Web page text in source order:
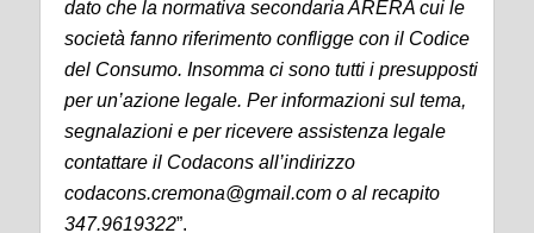
dato che la normativa secondaria ARERA cui le
società fanno riferimento confligge con il Codice
del Consumo. Insomma ci sono tutti i presupposti
per un’azione legale. Per informazioni sul tema,
segnalazioni e per ricevere assistenza legale
contattare il Codacons all’indirizzo
codacons.cremona@gmail.com o al recapito
347.9619322”.